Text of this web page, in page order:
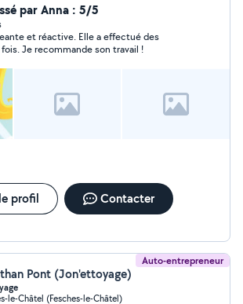
me concernant. Je reste à votre
par Anna : 5/5
et réactive. Elle a effectué des
Je recommande son travail !
profil Contacter
Auto-entrepreneur
Pont (Jon'ettoyage)
le-Châtel (Fesches-le-Châtel)